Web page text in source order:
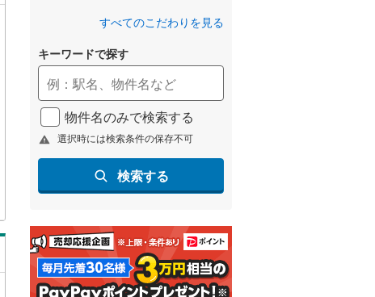
すべてのこだわりを見る
キーワードで探す
物件名のみで検索する
選択時には検索条件の保存不可
検索する
東京メトロ副都心線(0)
都営新宿線(0)
横浜市営地下鉄グリーンライン
名古屋市営地下鉄鶴舞線(0)
名古屋市営地下鉄名港線(0)
OsakaMetro谷町線(0)
OsakaMetro千日前線(0)